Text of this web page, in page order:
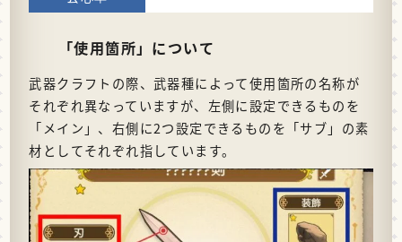
「使用箇所」について
武器クラフトの際、武器種によって使用箇所の名称が
それぞれ異なっていますが、左側に設定できるものを
「メイン」、右側に2つ設定できるものを「サブ」の素
材としてそれぞれ指しています。